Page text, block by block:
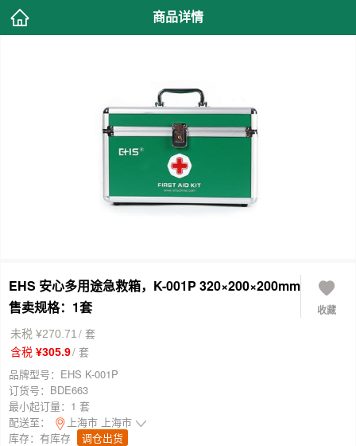
商品详情
EHS 安心多用途急救箱，K-001P 320×200×200mm
售卖规格：1套
收藏
未税 ¥270.71 / 套
含税 ¥305.9/ 套
品牌型号： EHS K-001P
订货号： BDE663
最小起订量： 1 套
配送至：
上海市 上海市
库存： 有库存 调仓出货